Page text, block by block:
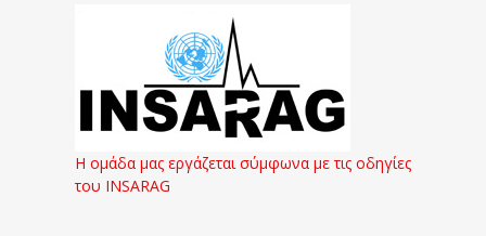
Η ομάδα μας εργάζεται σύμφωνα με τις οδηγίες
του INSARAG